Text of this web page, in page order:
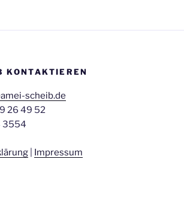
KONTAKTIEREN
scheib.de
26 49 52
3554
Impressum